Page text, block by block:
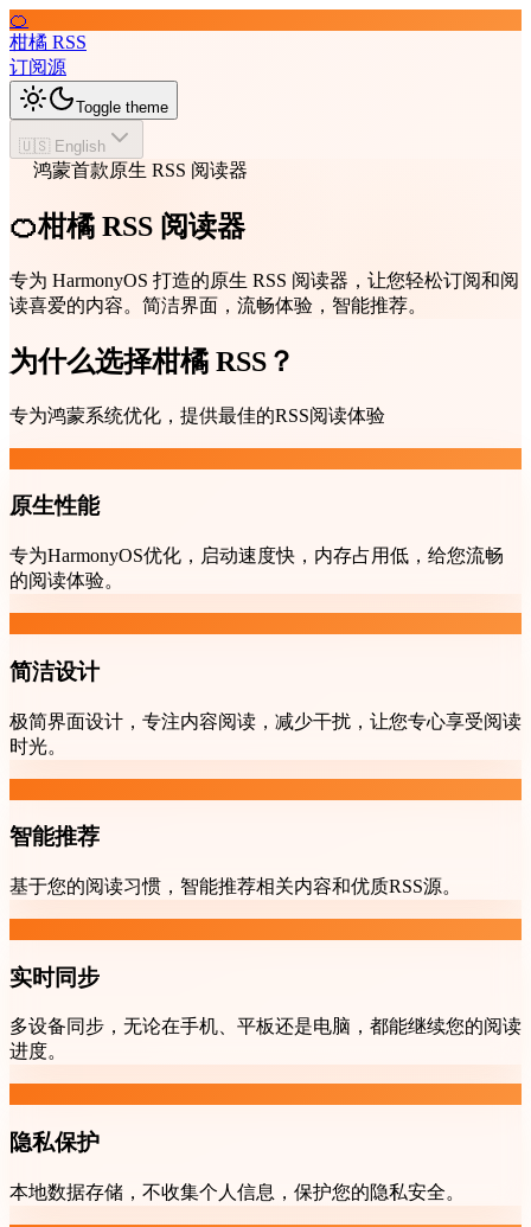
🍊
柑橘 RSS
订阅源
Toggle theme
🇺🇸 English
鸿蒙首款原生 RSS 阅读器
🍊柑橘 RSS 阅读器
专为 HarmonyOS 打造的原生 RSS 阅读器，让您轻松订阅和阅
读喜爱的内容。简洁界面，流畅体验，智能推荐。
为什么选择柑橘 RSS？
专为鸿蒙系统优化，提供最佳的RSS阅读体验
原生性能
专为HarmonyOS优化，启动速度快，内存占用低，给您流畅
的阅读体验。
简洁设计
极简界面设计，专注内容阅读，减少干扰，让您专心享受阅读
时光。
智能推荐
基于您的阅读习惯，智能推荐相关内容和优质RSS源。
实时同步
多设备同步，无论在手机、平板还是电脑，都能继续您的阅读
进度。
隐私保护
本地数据存储，不收集个人信息，保护您的隐私安全。